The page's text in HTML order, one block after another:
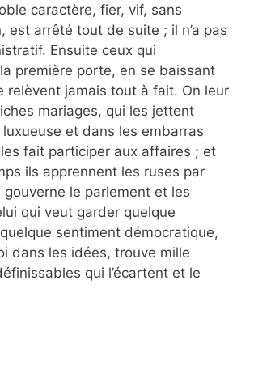
caractère, fier, vif, sans
est arrêté tout de suite ; il n’a pas
Ensuite ceux qui
première porte, en se baissant
relèvent jamais tout à fait. On leur
mariages, qui les jettent
et dans les embarras
les fait participer aux affaires ; et
ils apprennent les ruses par
gouverne le parlement et les
qui veut garder quelque
sentiment démocratique,
dans les idées, trouve mille
qui l’écartent et le